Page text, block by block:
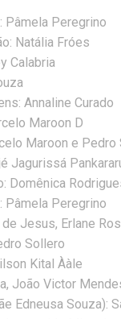
Pâmela Peregrino
Natália Fróes
Calabria
Annaline Curado
Maroon D
Maroon e Pedro
Jagurissá
Domênica
Pâmela Peregrino
Jesus, Erlane
Sollero
Kital Ààle
João Victor
Edneusa Souza):